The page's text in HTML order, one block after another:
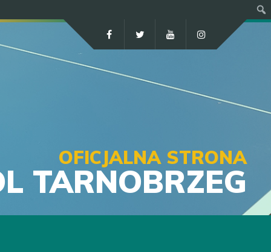
OFICJALNA STRONA
TARNOBRZEG